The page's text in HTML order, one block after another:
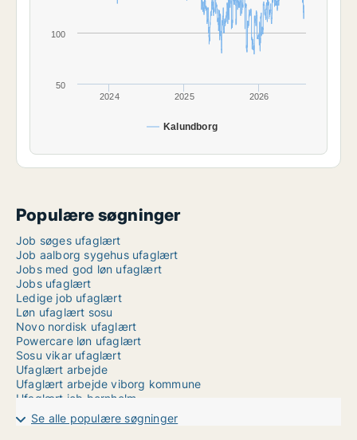
Kalundborg
2024 2025 2026
50
100
Populære søgninger
Job søges ufaglært
Job aalborg sygehus ufaglært
Jobs med god løn ufaglært
Jobs ufaglært
Ledige job ufaglært
Løn ufaglært sosu
Novo nordisk ufaglært
Powercare løn ufaglært
Sosu vikar ufaglært
Ufaglært arbejde
Ufaglært arbejde viborg kommune
Ufaglært job bornholm
Ufaglært job nyborg
Ufaglært plejehjem
Se alle populære søgninger